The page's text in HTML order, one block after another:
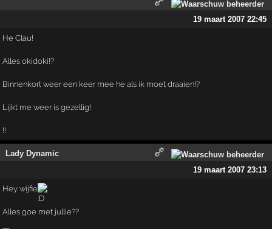
19 maart 2007 22:45
He Clau!
Alles okidoki!?
Binnenkort weer een keer mee he als ik moet draaien!?
Lijkt me weer is gezellig!
!!
Lady Dynamic
19 maart 2007 23:13
Hey wijfie
Alles goe met jullie??